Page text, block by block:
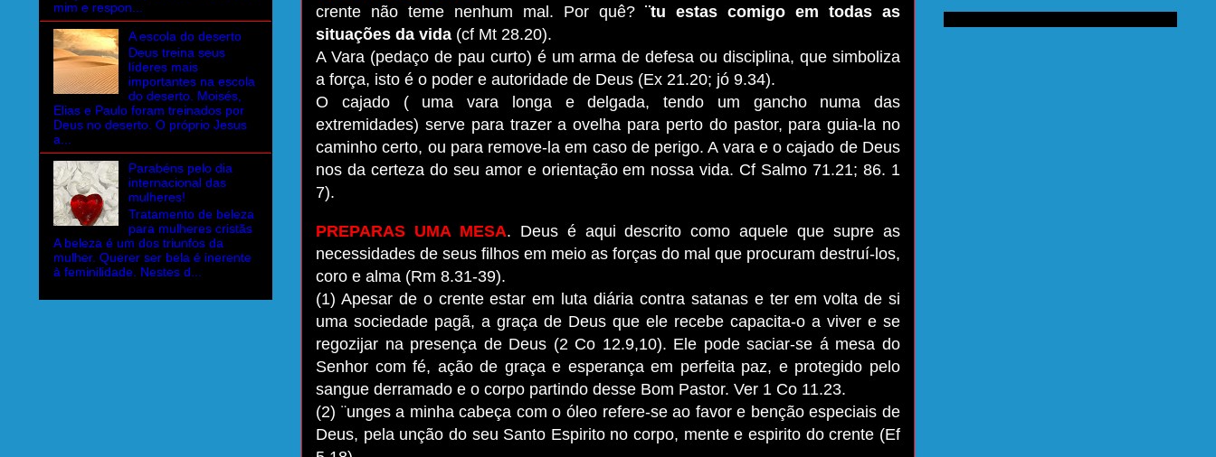
crente não teme nenhum mal. Por quê? ¨tu estas comigo em todas as
situações da vida (cf Mt 28.20).
A Vara (pedaço de pau curto) é um arma de defesa ou disciplina, que simboliza
a força, isto é o poder e autoridade de Deus (Ex 21.20; jó 9.34).
O cajado ( uma vara longa e delgada, tendo um gancho numa das
extremidades) serve para trazer a ovelha para perto do pastor, para guia-la no
caminho certo, ou para remove-la em caso de perigo. A vara e o cajado de Deus
nos da certeza do seu amor e orientação em nossa vida. Cf Salmo 71.21; 86. 1
7).
PREPARAS UMA MESA. Deus é aqui descrito como aquele que supre as
necessidades de seus filhos em meio as forças do mal que procuram destruí-los,
coro e alma (Rm 8.31-39).
(1) Apesar de o crente estar em luta diária contra satanas e ter em volta de si
uma sociedade pagã, a graça de Deus que ele recebe capacita-o a viver e se
regozijar na presença de Deus (2 Co 12.9,10). Ele pode saciar-se á mesa do
Senhor com fé, ação de graça e esperança em perfeita paz, e protegido pelo
sangue derramado e o corpo partindo desse Bom Pastor. Ver 1 Co 11.23.
(2) ¨unges a minha cabeça com o óleo refere-se ao favor e benção especiais de
Deus, pela unção do seu Santo Espirito no corpo, mente e espirito do crente (Ef
mim e respon...
A escola do deserto
Deus treina seus
líderes mais
importantes na escola
do deserto. Moisés,
Elias e Paulo foram treinados por
Deus no deserto. O próprio Jesus
a...
Parabéns pelo dia
internacional das
mulheres!
Tratamento de beleza
para mulheres cristãs
A beleza é um dos triunfos da
mulher. Querer ser bela é inerente
à feminilidade. Nestes d...